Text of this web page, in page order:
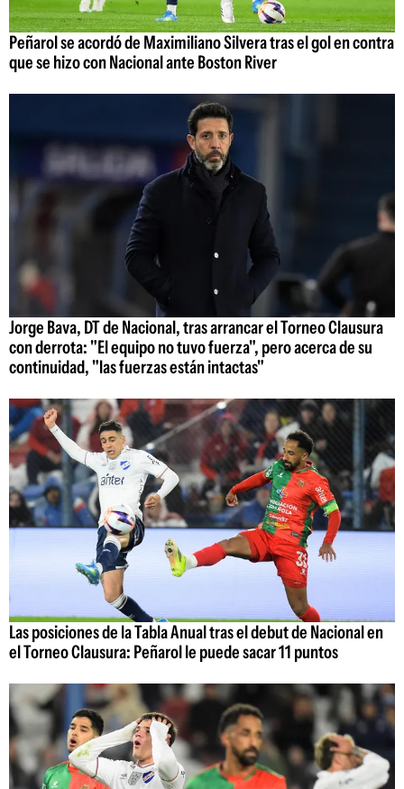
Peñarol se acordó de Maximiliano Silvera tras el gol en contra
que se hizo con Nacional ante Boston River
Jorge Bava, DT de Nacional, tras arrancar el Torneo Clausura
con derrota: "El equipo no tuvo fuerza", pero acerca de su
continuidad, "las fuerzas están intactas"
Las posiciones de la Tabla Anual tras el debut de Nacional en
el Torneo Clausura: Peñarol le puede sacar 11 puntos